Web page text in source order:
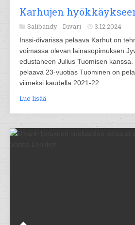
Karhujen
Salibandy - Divari 3.12.2024
Inssi-divarissa pelaava Karhut on
voimassa olevan lainasopimuksen
edustaneen Julius Tuomisen
pelaava 23-vuotias Tuominen on
viimeksi kaudella 2021-22.
Lue lisää